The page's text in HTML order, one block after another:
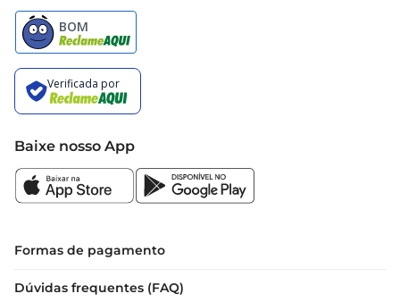
Baixe nosso App
Formas de pagamento
Dúvidas frequentes (FAQ)